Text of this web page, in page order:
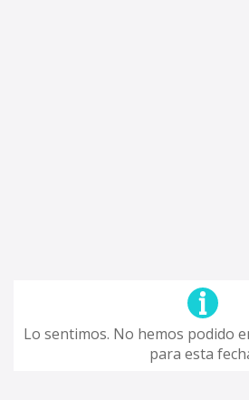
Lo sentimos. No hemos podido
para esta